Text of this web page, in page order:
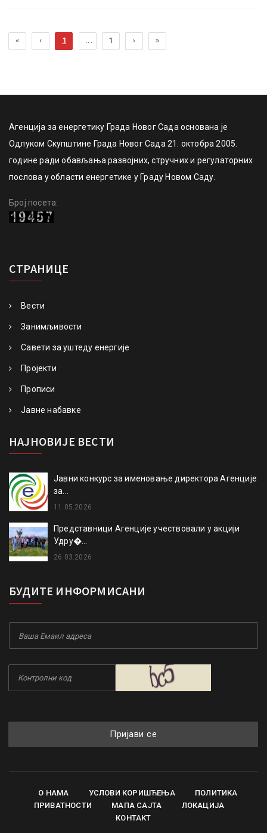
« ‹ 1 ... 1 › »
Агенција за енергетику Града Новог Сада основана је
Одлуком Скупштине Града Новог Сада 21. октобра 2005.
године ради обављања развојних, стручних и регулаторних
послова у области енергетике у Граду Новом Саду.
Број посета:
СТРАНИЦЕ
Вести
Занимљивости
Савети за уштеду енергије
Пројекти
Прописи
Јавне набавке
НАЈНОВИЈЕ ВЕСТИ
Јавни конкурс за именовање директора Агенције
за...
11.05.2026
Представници Агенције учествовали у акцији
Удру�...
26.03.2026
БУДИТЕ ИНФОРМИСАНИ
Пријави се
О НАМА УСЛОВИ КОРИШЋЕЊА
ПОЛИТИКА
ПРИВАТНОСТИ
МАПА САЈТА
ЛОКАЦИЈА
КОНТАКТ